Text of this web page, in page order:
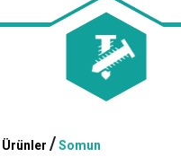
Ürünler /Somun